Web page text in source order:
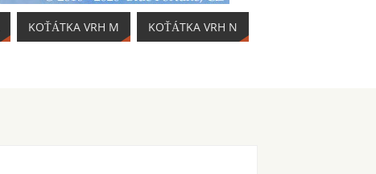
KOŤÁTKA VRH M KOŤÁTKA VRH N